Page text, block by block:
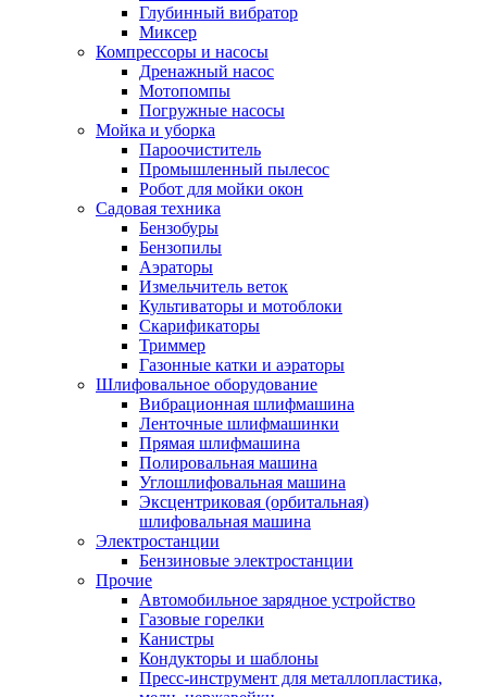
Глубинный вибратор
Миксер
Компрессоры и насосы
Дренажный насос
Мотопомпы
Погружные насосы
Мойка и уборка
Пароочиститель
Промышленный пылесос
Робот для мойки окон
Садовая техника
Бензобуры
Бензопилы
Аэраторы
Измельчитель веток
Культиваторы и мотоблоки
Скарификаторы
Триммер
Газонные катки и аэраторы
Шлифовальное оборудование
Вибрационная шлифмашина
Ленточные шлифмашинки
Прямая шлифмашина
Полировальная машина
Углошлифовальная машина
Эксцентриковая (орбитальная)
шлифовальная машина
Электростанции
Бензиновые электростанции
Прочие
Автомобильное зарядное устройство
Газовые горелки
Канистры
Кондукторы и шаблоны
Пресс-инструмент для металлопластика,